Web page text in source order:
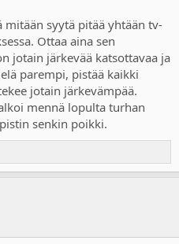
mitään syytä pitää yhtään tv-
Ottaa aina sen
jotain järkevää katsottavaa ja
parempi, pistää kaikki
jotain järkevämpää.
mennä lopulta turhan
senkin poikki.